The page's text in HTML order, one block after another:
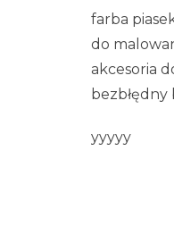
farba
do
akcesoria
bezbłędny
yyyyy